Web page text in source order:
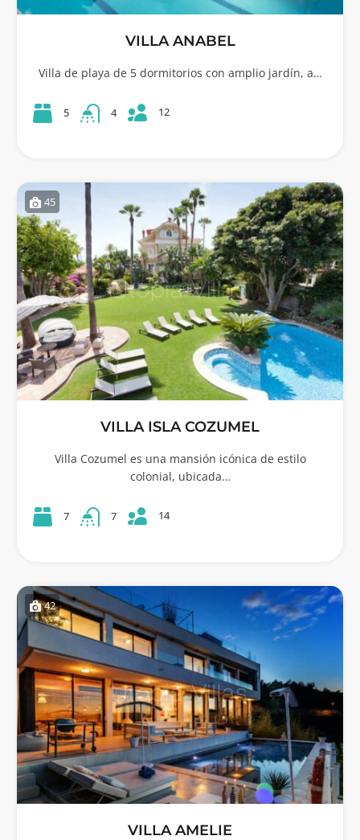
VILLA ANABEL
Villa de playa de 5 dormitorios con amplio jardín, a…
5 4 12
45
VILLA ISLA COZUMEL
Villa Cozumel es una mansión icónica de estilo
colonial, ubicada…
7 7 14
42
VILLA AMELIE